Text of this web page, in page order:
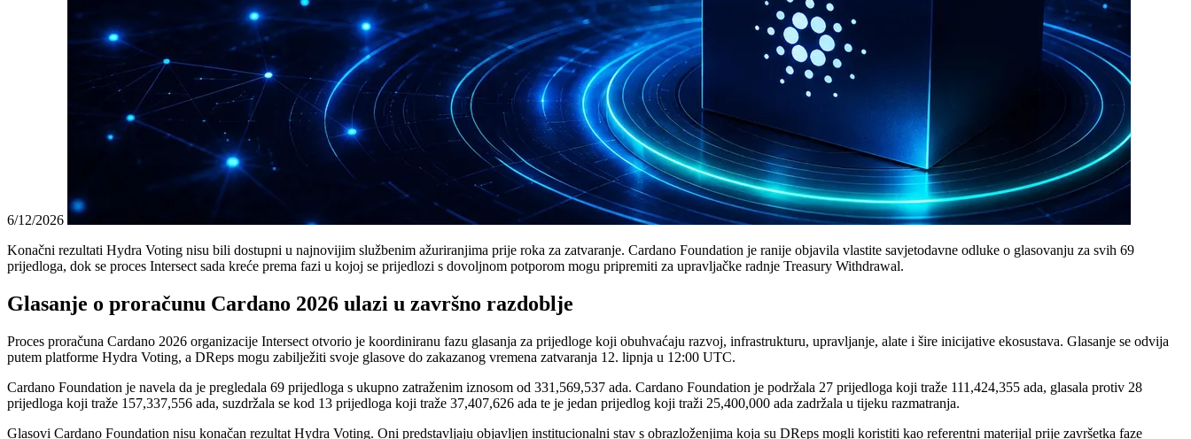
6/12/2026
Konačni rezultati Hydra Voting nisu bili dostupni u najnovijim službenim ažuriranjima prije roka za zatvaranje. Cardano Foundation je ranije objavila vlastite savjetodavne odluke o glasovanju za svih 69
prijedloga, dok se proces Intersect sada kreće prema fazi u kojoj se prijedlozi s dovoljnom potporom mogu pripremiti za upravljačke radnje Treasury Withdrawal.
Glasanje o proračunu Cardano 2026 ulazi u završno razdoblje
Proces proračuna Cardano 2026 organizacije Intersect otvorio je koordiniranu fazu glasanja za prijedloge koji obuhvaćaju razvoj, infrastrukturu, upravljanje, alate i šire inicijative ekosustava. Glasanje se odvija
putem platforme Hydra Voting, a DReps mogu zabilježiti svoje glasove do zakazanog vremena zatvaranja 12. lipnja u 12:00 UTC.
Cardano Foundation je navela da je pregledala 69 prijedloga s ukupno zatraženim iznosom od 331,569,537 ada. Cardano Foundation je podržala 27 prijedloga koji traže 111,424,355 ada, glasala protiv 28
prijedloga koji traže 157,337,556 ada, suzdržala se kod 13 prijedloga koji traže 37,407,626 ada te je jedan prijedlog koji traži 25,400,000 ada zadržala u tijeku razmatranja.
Glasovi Cardano Foundation nisu konačan rezultat Hydra Voting. Oni predstavljaju objavljen institucionalni stav s obrazloženjima koja su DReps mogli koristiti kao referentni materijal prije završetka faze